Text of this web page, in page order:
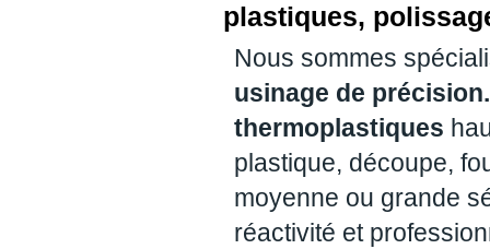
plastiques,
Nous sommes
usinage de précision.
thermoplastiques
plastique, découpe,
moyenne ou grande
réactivité et